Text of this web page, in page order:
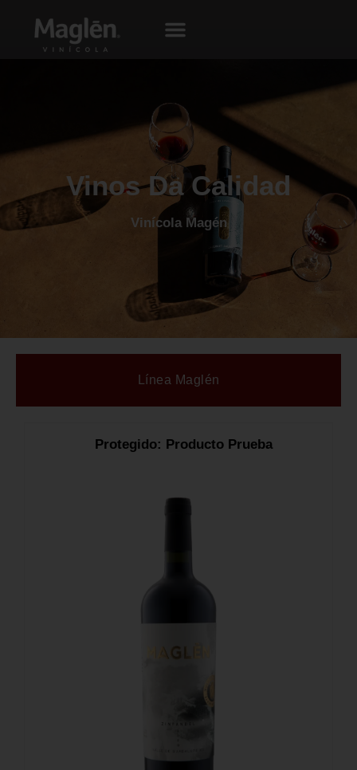
Vinos Da Calidad
Vinícola Magén
Línea Maglén
Protegido: Producto Prueba